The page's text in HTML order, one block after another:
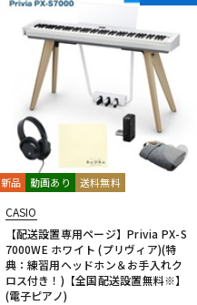
新品 動画あり 送料無料
CASIO
【配送設置専用ページ】Privia PX-S
7000WE ホワイト (プリヴィア)(特
典：練習用ヘッドホン＆お手入れク
ロス付き！)【全国配送設置無料※】
(電子ピアノ)